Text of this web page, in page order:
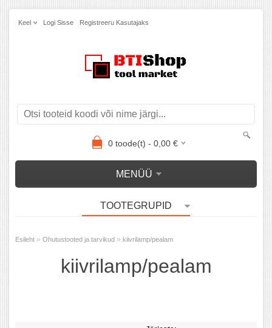
Keel Logi Sisse Registreeru Kasutajaks
0toode(t) - 0,00€
MENÜÜ
TOOTEGRUPID
Esileht » Ohutustooted ja tarvikud » kiivrilamp/pealam
kiivrilamp/pealam